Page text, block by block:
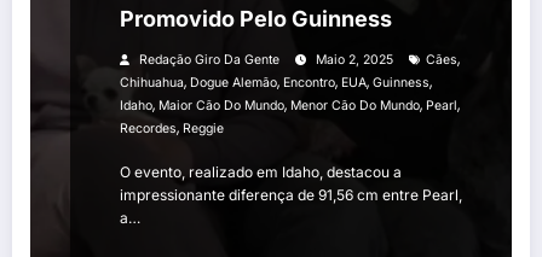
Promovido Pelo Guinness
Redação Giro Da Gente Maio 2, 2025 Cães,
Chihuahua, Dogue Alemão, Encontro, EUA, Guinness,
Idaho, Maior Cão Do Mundo, Menor Cão Do Mundo, Pearl,
Recordes, Reggie
O evento, realizado em Idaho, destacou a
impressionante diferença de 91,56 cm entre Pearl,
a…